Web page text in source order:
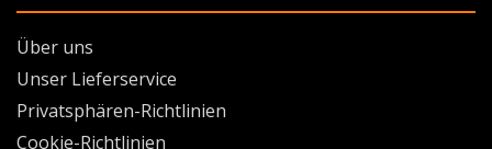
Über uns
Unser Lieferservice
Privatsphären-Richtlinien
Cookie-Richtlinien